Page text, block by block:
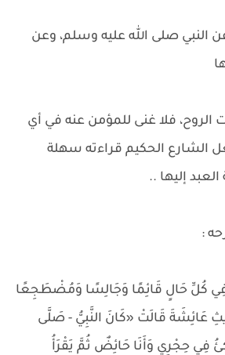
النبي صلى الله عليه وسلم، وعن
الروح، فلا غنى للمؤمن عنه في أي
الشارع الحكيم قراءته سهلة
إليها ..
:
فِي كُلِّ حَالٍ قَائِمًا وَجَالِسًا وَمُضْطَجِعًا
عَائِشَةَ قَالَتْ «كَانَ النَّبِيُّ - صَلَّى
فِي حِجْرِي وَأَنَا حَائِضٌ ثُمَّ يَقْرَأُ